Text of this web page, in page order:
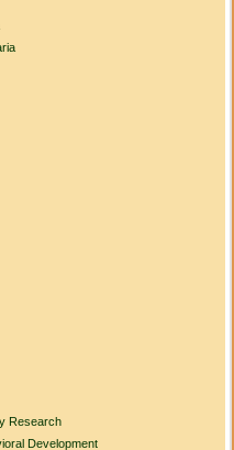
Research
Development